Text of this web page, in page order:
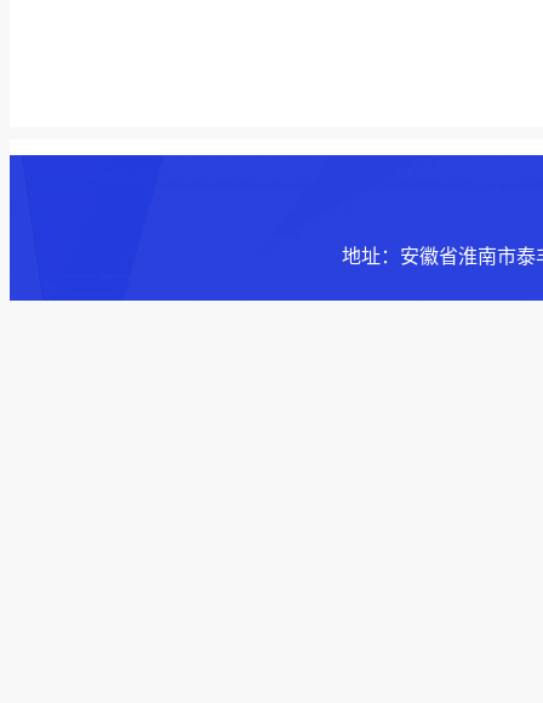
地址：安徽省淮南市泰